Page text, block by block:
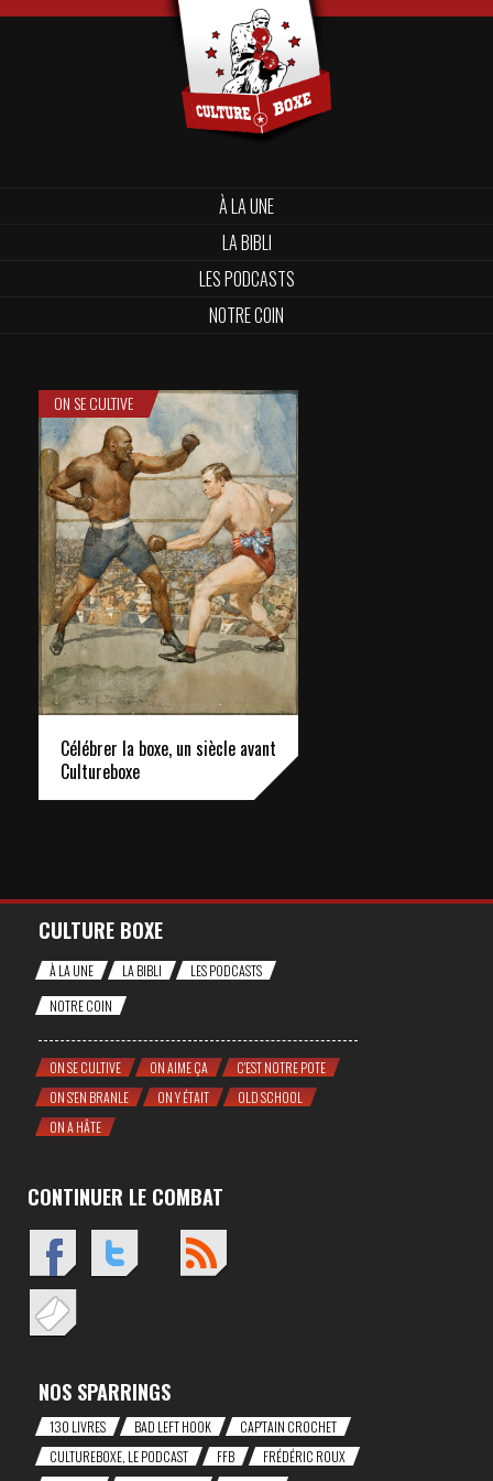
À LA UNE
LA BIBLI
LES PODCASTS
NOTRE COIN
ON SE CULTIVE
Célébrer la boxe, un siècle avant
Cultureboxe
CULTURE BOXE
À LA UNE LA BIBLI
LES PODCASTS
NOTRE COIN
ON SE CULTIVE ON AIME ÇA
C'EST NOTRE POTE
ON S'EN BRANLE
ON Y ÉTAIT
OLD SCHOOL
ON A HÂTE
CONTINUER LE COMBAT
NOS SPARRINGS
130 LIVRES BAD LEFT HOOK
CAP'TAIN CROCHET
CULTUREBOXE, LE PODCAST
FFB
FRÉDÉRIC ROUX